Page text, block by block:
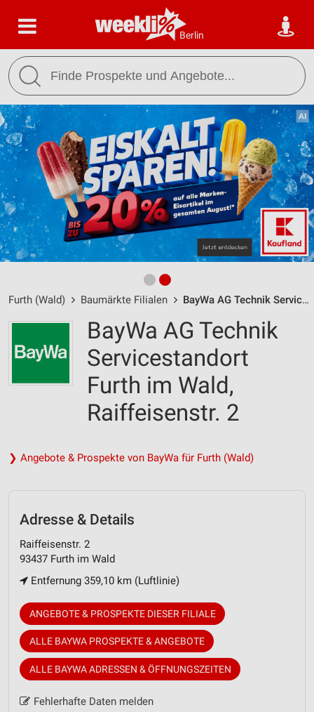
Berlin
Furth (Wald) Baumärkte Filialen BayWa AG Technik Servicestandort Furth im Wald / Raiffeisenstr. 2 - Öffnungszeiten & Adresse
BayWa AG Technik
Servicestandort
Furth im Wald,
Raiffeisenstr. 2
❯ Angebote & Prospekte von BayWa für Furth (Wald)
Adresse & Details
Raiffeisenstr. 2
93437 Furth im Wald
Entfernung 359,10 km (Luftlinie)
ANGEBOTE & PROSPEKTE DIESER FILIALE
ALLE BAYWA PROSPEKTE & ANGEBOTE
ALLE BAYWA ADRESSEN & ÖFFNUNGSZEITEN
Fehlerhafte Daten melden